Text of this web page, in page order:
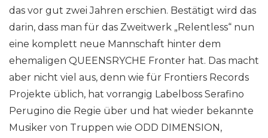
das vor gut zwei Jahren erschien. Bestätigt wird das
darin, dass man für das Zweitwerk „Relentless“ nun
eine komplett neue Mannschaft hinter dem
ehemaligen QUEENSRYCHE Fronter hat. Das macht
aber nicht viel aus, denn wie für Frontiers Records
Projekte üblich, hat vorrangig Labelboss Serafino
Perugino die Regie über und hat wieder bekannte
Musiker von Truppen wie ODD DIMENSION,